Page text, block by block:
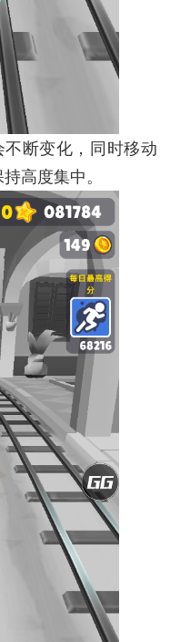
断变化，同时移动
高度集中。